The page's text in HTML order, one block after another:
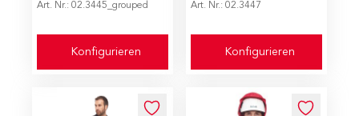
Art. Nr.: 02.3445_grouped
Konfigurieren
Art. Nr.: 02.3447
Konfigurieren